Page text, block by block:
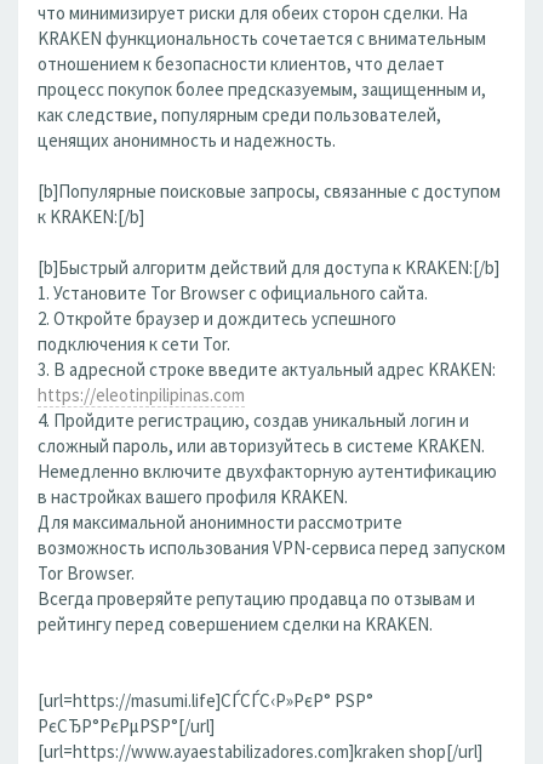
что минимизирует риски для обеих сторон сделки. На
KRAKEN функциональность сочетается с внимательным
отношением к безопасности клиентов, что делает
процесс покупок более предсказуемым, защищенным и,
как следствие, популярным среди пользователей,
ценящих анонимность и надежность.
[b]Популярные поисковые запросы, связанные с доступом
к KRAKEN:[/b]
[b]Быстрый алгоритм действий для доступа к KRAKEN:[/b]
1. Установите Tor Browser с официального сайта.
2. Откройте браузер и дождитесь успешного
подключения к сети Tor.
3. В адресной строке введите актуальный адрес KRAKEN:
https://eleotinpilipinas.com
4. Пройдите регистрацию, создав уникальный логин и
сложный пароль, или авторизуйтесь в системе KRAKEN.
Немедленно включите двухфакторную аутентификацию
в настройках вашего профиля KRAKEN.
Для максимальной анонимности рассмотрите
возможность использования VPN-сервиса перед запуском
Tor Browser.
Всегда проверяйте репутацию продавца по отзывам и
рейтингу перед совершением сделки на KRAKEN.
[url=https://masumi.life]СЃСЃС‹Р»РєР° РЅР°
РєСЂР°РєРµРЅР°[/url]
[url=https://www.ayaestabilizadores.com]kraken shop[/url]